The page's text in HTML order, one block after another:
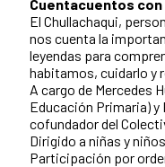
Cuentacuentos
El Chullachaqui,
nos cuenta la
leyendas para
habitamos, cuidarlo y
A cargo de Mercedes
Educación Primaria)
cofundador del
Dirigido a niñas y
Participación por